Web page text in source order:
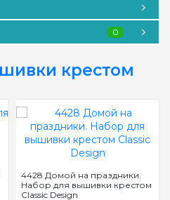
0
крестом
4428 Домой на праздники.
Набор для вышивки крестом
Classic Design